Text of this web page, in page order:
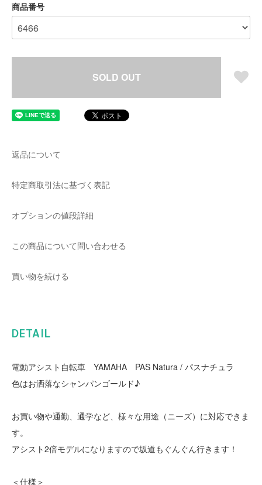
商品番号
SOLD OUT
返品について
特定商取引法に基づく表記
オプションの値段詳細
この商品について問い合わせる
買い物を続ける
DETAIL
電動アシスト自転車 YAMAHA PAS Natura / パスナチュラ
色はお洒落なシャンパンゴールド♪
お買い物や通勤、通学など、様々な用途（ニーズ）に対応できま
す。
アシスト2倍モデルになりますので坂道もぐんぐん行きます！
＜仕様＞